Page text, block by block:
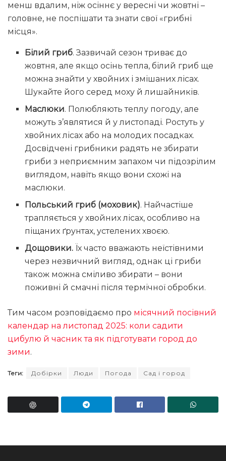
менш вдалим, ніж осіннє у вересні чи жовтні –
головне, не поспішати та знати свої «грибні
місця».
Білий гриб. Зазвичай сезон триває до
жовтня, але якщо осінь тепла, білий гриб ще
можна знайти у хвойних і змішаних лісах.
Шукайте його серед моху й лишайників.
Маслюки. Полюбляють теплу погоду, але
можуть з’являтися й у листопаді. Ростуть у
хвойних лісах або на молодих посадках.
Досвідчені грибники радять не збирати
гриби з неприємним запахом чи підозрілим
виглядом, навіть якщо вони схожі на
маслюки.
Польський гриб (моховик). Найчастіше
трапляється у хвойних лісах, особливо на
піщаних ґрунтах, устелених хвоєю.
Дощовики. Їх часто вважають неїстівними
через незвичний вигляд, однак ці гриби
також можна сміливо збирати – вони
поживні й смачні після термічної обробки.
Тим часом розповідаємо про місячний посівний
календар на листопад 2025: коли садити
цибулю й часник та як підготувати город до
зими.
Теги: Добірки Люди Погода Сад і город